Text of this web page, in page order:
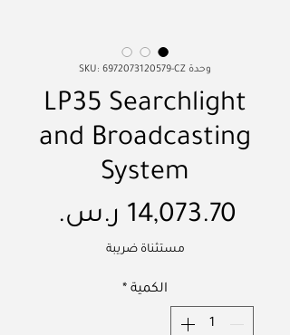
وحدة SKU: 6972073120579-CZ
LP35 Searchlight
and Broadcasting
System
مستثناة ضريبة
الكمية *